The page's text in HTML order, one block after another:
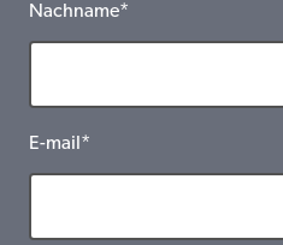
Nachname*
E-mail*